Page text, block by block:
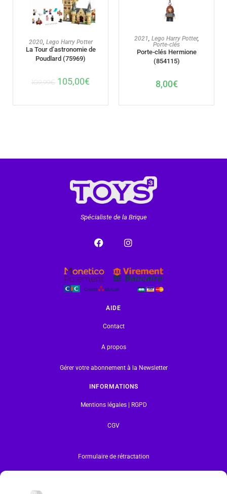
AJOUTER AU PANIER
2020, Lego Harry Potter
La Tour d’astronomie de
Poudlard (75969)
109,99€ 105,00€
AJOUTER AU PANIER
2021, Lego Harry Potter,
Porte-clés
Porte-clés Hermione
(854115)
8,00€
Spécialiste de la Brique
AIDE
Contact
A propos
Gérer votre abonnement à la Newsletter
INFORMATIONS
Mentions légales | RGPD
CGV
Formulaire de rétractation